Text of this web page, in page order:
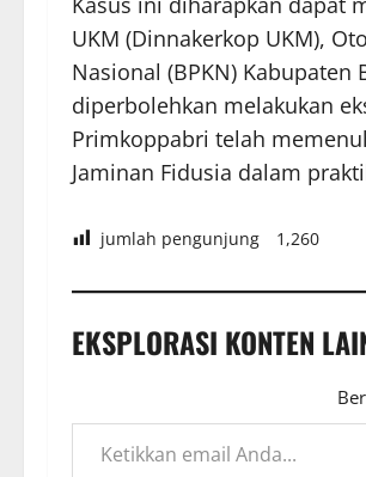
UKM (Dinnakerkop UKM),
Nasional (BPKN)
diperbolehkan melakukan
Primkoppabri telah
Jaminan Fidusia dalam
jumlah pengunjung 1,260
EKSPLORASI KONTEN
Ketikkan email Anda...